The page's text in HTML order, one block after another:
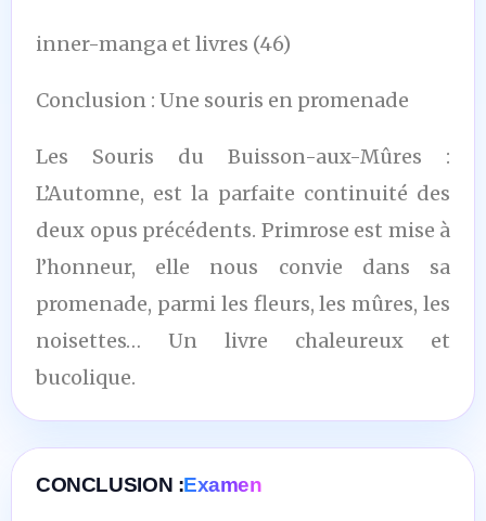
inner-manga et livres (46)
Conclusion : Une souris en promenade
Les Souris du Buisson-aux-Mûres :
L’Automne, est la parfaite continuité des
deux opus précédents. Primrose est mise à
l’honneur, elle nous convie dans sa
promenade, parmi les fleurs, les mûres, les
noisettes… Un livre chaleureux et
bucolique.
CONCLUSION :Examen